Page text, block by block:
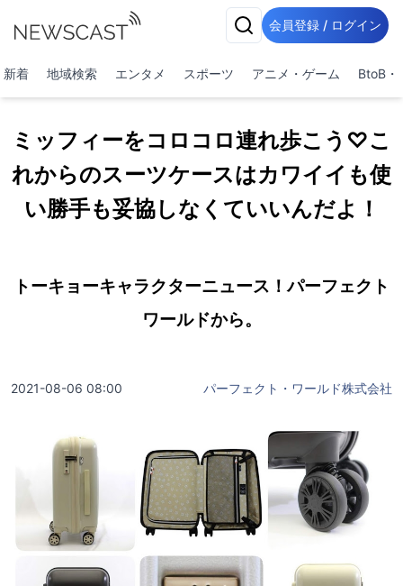
会員登録 / ログイン
新着 地域検索 エンタメ スポーツ アニメ・ゲーム BtoB・
ミッフィーをコロコロ連れ歩こう♡こ
れからのスーツケースはカワイイも使
い勝手も妥協しなくていいんだよ！
トーキョーキャラクターニュース！パーフェクト
ワールドから。
2021-08-06 08:00 パーフェクト・ワールド株式会社